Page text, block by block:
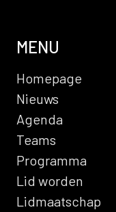
MENU
Homepage
Nieuws
Agenda
Teams
Programma
Lid worden
Lidmaatschap